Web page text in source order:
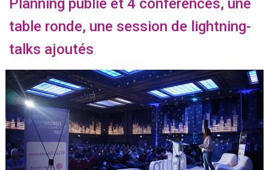
Planning publié et 4 conférences, une
table ronde, une session de lightning-
talks ajoutés